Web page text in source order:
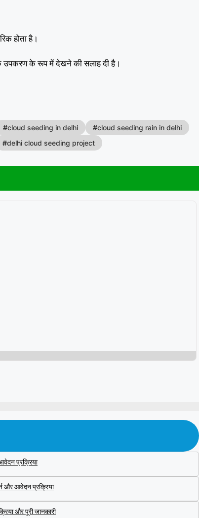
होता है।
उपकरण के रूप में देखने की सलाह दी है।
#cloud seeding in delhi #cloud seeding rain in delhi
#delhi cloud seeding project
प्रक्रिया
और आवेदन प्रक्रिया
और पूरी जानकारी